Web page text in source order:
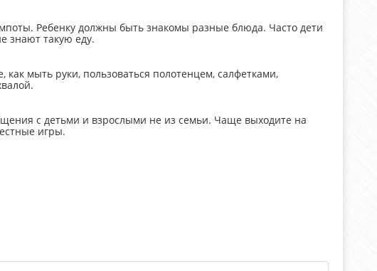
Ребенку должны быть знакомы разные блюда. Часто дети
знают такую еду.
мыть руки, пользоваться полотенцем, салфетками,
с детьми и взрослыми не из семьи. Чаще выходите на
игры.